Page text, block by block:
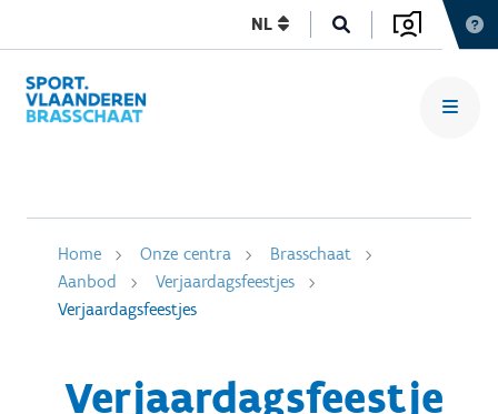
NL
Home Onze centra
Brasschaat
Aanbod
Verjaardagsfeestjes
Verjaardagsfeestjes
Verjaardagsfeestje